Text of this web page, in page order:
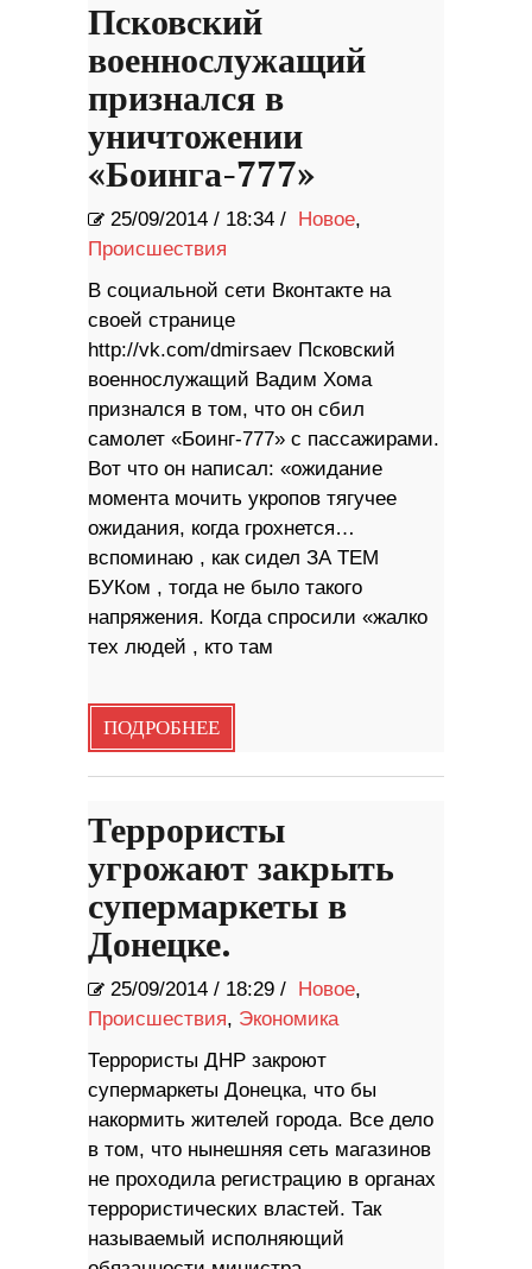
Псковский
военнослужащий
признался в
уничтожении
«Боинга-777»
25/09/2014 / 18:34 / Новое,
Происшествия
В социальной сети Вконтакте на
своей странице
http://vk.com/dmirsaev Псковский
военнослужащий Вадим Хома
признался в том, что он сбил
самолет «Боинг-777» с пассажирами.
Вот что он написал: «ожидание
момента мочить укропов тягучее
ожидания, когда грохнется…
вспоминаю , как сидел ЗА ТЕМ
БУКом , тогда не было такого
напряжения. Когда спросили «жалко
тех людей , кто там
ПОДРОБНЕЕ
Террористы
угрожают закрыть
супермаркеты в
Донецке.
25/09/2014 / 18:29 / Новое,
Происшествия, Экономика
Террористы ДНР закроют
супермаркеты Донецка, что бы
накормить жителей города. Все дело
в том, что нынешняя сеть магазинов
не проходила регистрацию в органах
террористических властей. Так
называемый исполняющий